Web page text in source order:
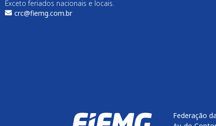
Exceto feriados nacionais e locais.
crc@fiemg.com.br
Federação